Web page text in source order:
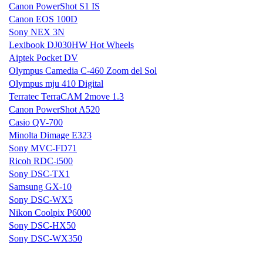
Canon PowerShot S1 IS
Canon EOS 100D
Sony NEX 3N
Lexibook DJ030HW Hot Wheels
Aiptek Pocket DV
Olympus Camedia C-460 Zoom del Sol
Olympus mju 410 Digital
Terratec TerraCAM 2move 1.3
Canon PowerShot A520
Casio QV-700
Minolta Dimage E323
Sony MVC-FD71
Ricoh RDC-i500
Sony DSC-TX1
Samsung GX-10
Sony DSC-WX5
Nikon Coolpix P6000
Sony DSC-HX50
Sony DSC-WX350